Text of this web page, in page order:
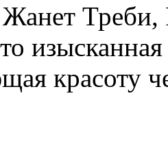
Жанет
красоту